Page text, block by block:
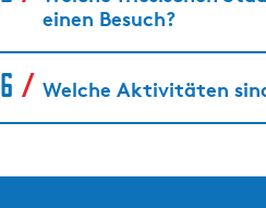
einen Besuch?
Welche Aktivitäten